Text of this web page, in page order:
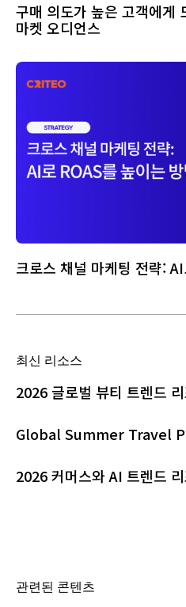
구매 의도가 높은 고객에게
마켓 오디언스
크로스 채널 마케팅 전략:
최신 리소스
2026 글로벌 뷰티 트렌드
Global Summer Travel
2026 커머스와 AI 트렌드
관련된 콘텐츠